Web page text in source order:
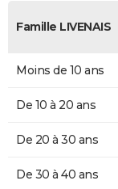
Famille LIVENAIS
Moins de 10 ans
De 10 à 20 ans
De 20 à 30 ans
De 30 à 40 ans